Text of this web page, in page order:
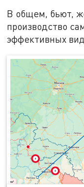
В общем, бьют,
производство
эффективных